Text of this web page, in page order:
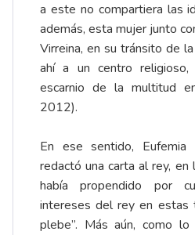
a este no compartiera las
además, esta mujer junto
Virreina, en su tránsito de
ahí a un centro
escarnio de la multitud
2012).
En ese sentido,
redactó una carta al rey, en
había propendido por
intereses del rey en estas
plebe”. Más aún, como